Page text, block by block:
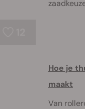
Hoe je
maakt
Van